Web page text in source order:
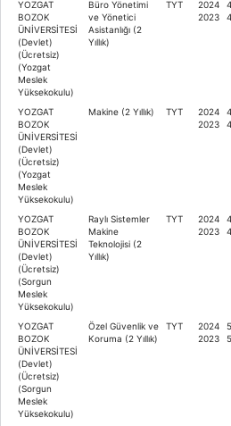
YOZGAT
BOZOK
ÜNİVERSİTESİ
(Devlet)
(Ücretsiz)
(Yozgat
Meslek
Yüksekokulu)
Büro Yönetimi
ve Yönetici
Asistanlığı (2
Yıllık)
TYT
2024
2023
YOZGAT
BOZOK
ÜNİVERSİTESİ
(Devlet)
(Ücretsiz)
(Yozgat
Meslek
Yüksekokulu)
Makine (2 Yıllık) TYT
2024
2023
YOZGAT
BOZOK
ÜNİVERSİTESİ
(Devlet)
(Ücretsiz)
(Sorgun
Meslek
Yüksekokulu)
Raylı Sistemler
Makine
Teknolojisi (2
Yıllık)
TYT
2024
2023
YOZGAT
BOZOK
ÜNİVERSİTESİ
(Devlet)
(Ücretsiz)
(Sorgun
Meslek
Yüksekokulu)
Özel Güvenlik ve
Koruma (2 Yıllık)
TYT
2024
2023